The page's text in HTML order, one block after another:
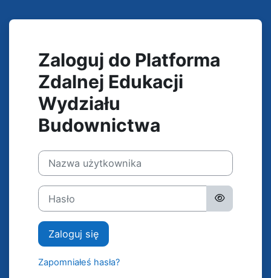
Zaloguj do Platforma
Zdalnej Edukacji
Wydziału
Budownictwa
Nazwa użytkownika
Hasło
Zaloguj się
Zapomniałeś hasła?